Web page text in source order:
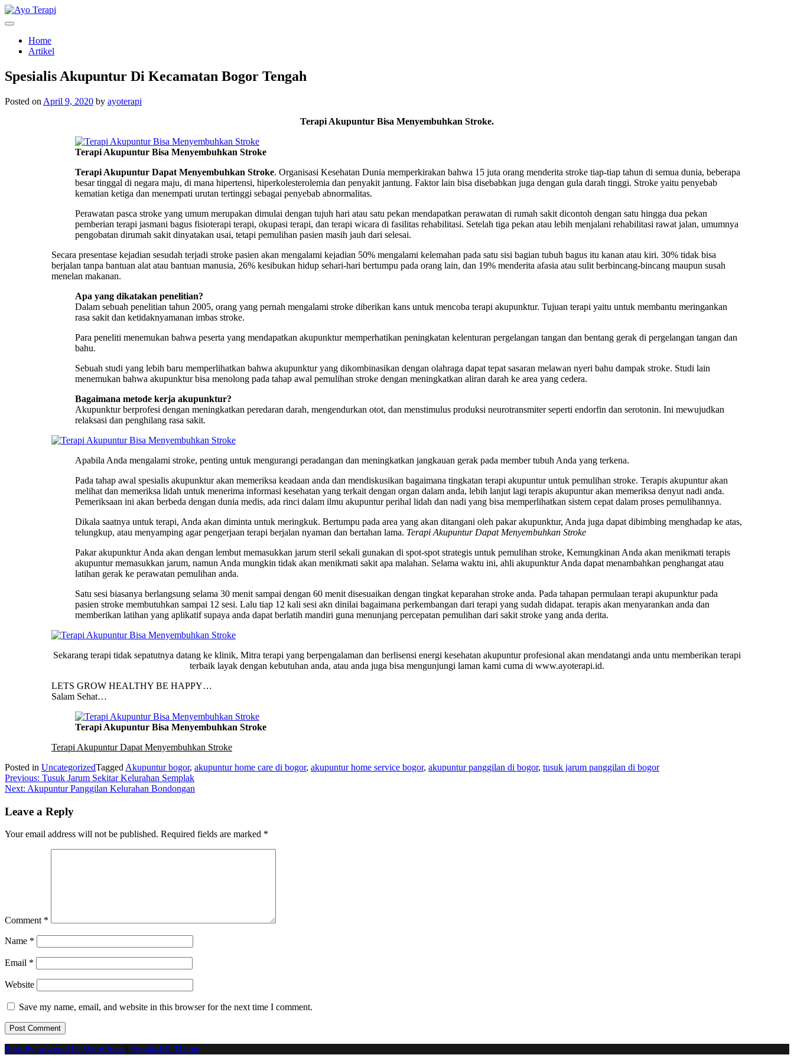
Skip
to
Home
Artikel
Spesialis Akupuntur Di Kecamatan Bogor Tengah
Posted on April 9, 2020 by ayoterapi
Terapi Akupuntur Bisa Menyembuhkan Stroke.
Terapi Akupuntur Bisa Menyembuhkan Stroke
Terapi Akupuntur Dapat Menyembuhkan Stroke. Organisasi Kesehatan Dunia memperkirakan bahwa 15 juta orang menderita stroke tiap-tiap tahun di semua dunia, beberapa
besar tinggal di negara maju, di mana hipertensi, hiperkolesterolemia dan penyakit jantung. Faktor lain bisa disebabkan juga dengan gula darah tinggi. Stroke yaitu penyebab
kematian ketiga dan menempati urutan tertinggi sebagai penyebab abnormalitas.
Perawatan pasca stroke yang umum merupakan dimulai dengan tujuh hari atau satu pekan mendapatkan perawatan di rumah sakit dicontoh dengan satu hingga dua pekan
pemberian terapi jasmani bagus fisioterapi terapi, okupasi terapi, dan terapi wicara di fasilitas rehabilitasi. Setelah tiga pekan atau lebih menjalani rehabilitasi rawat jalan, umumnya
pengobatan dirumah sakit dinyatakan usai, tetapi pemulihan pasien masih jauh dari selesai.
Secara presentase kejadian sesudah terjadi stroke pasien akan mengalami kejadian 50% mengalami kelemahan pada satu sisi bagian tubuh bagus itu kanan atau kiri. 30% tidak bisa
berjalan tanpa bantuan alat atau bantuan manusia, 26% kesibukan hidup sehari-hari bertumpu pada orang lain, dan 19% menderita afasia atau sulit berbincang-bincang maupun susah
menelan makanan.
Apa yang dikatakan penelitian?
Dalam sebuah penelitian tahun 2005, orang yang pernah mengalami stroke diberikan kans untuk mencoba terapi akupunktur. Tujuan terapi yaitu untuk membantu meringankan
rasa sakit dan ketidaknyamanan imbas stroke.
Para peneliti menemukan bahwa peserta yang mendapatkan akupunktur memperhatikan peningkatan kelenturan pergelangan tangan dan bentang gerak di pergelangan tangan dan
bahu.
Sebuah studi yang lebih baru memperlihatkan bahwa akupunktur yang dikombinasikan dengan olahraga dapat tepat sasaran melawan nyeri bahu dampak stroke. Studi lain
menemukan bahwa akupunktur bisa menolong pada tahap awal pemulihan stroke dengan meningkatkan aliran darah ke area yang cedera.
Bagaimana metode kerja akupunktur?
Akupunktur berprofesi dengan meningkatkan peredaran darah, mengendurkan otot, dan menstimulus produksi neurotransmiter seperti endorfin dan serotonin. Ini mewujudkan
relaksasi dan penghilang rasa sakit.
Apabila Anda mengalami stroke, penting untuk mengurangi peradangan dan meningkatkan jangkauan gerak pada member tubuh Anda yang terkena.
Pada tahap awal spesialis akupunktur akan memeriksa keadaan anda dan mendiskusikan bagaimana tingkatan terapi akupuntur untuk pemulihan stroke. Terapis akupuntur akan
melihat dan memeriksa lidah untuk menerima informasi kesehatan yang terkait dengan organ dalam anda, lebih lanjut lagi terapis akupuntur akan memeriksa denyut nadi anda.
Pemeriksaan ini akan berbeda dengan dunia medis, ada rinci dalam ilmu akupuntur perihal lidah dan nadi yang bisa memperlihatkan sistem cepat dalam proses pemulihannya.
Dikala saatnya untuk terapi, Anda akan diminta untuk meringkuk. Bertumpu pada area yang akan ditangani oleh pakar akupunktur, Anda juga dapat dibimbing menghadap ke atas,
telungkup, atau menyamping agar pengerjaan terapi berjalan nyaman dan bertahan lama. Terapi Akupuntur Dapat Menyembuhkan Stroke
Pakar akupunktur Anda akan dengan lembut memasukkan jarum steril sekali gunakan di spot-spot strategis untuk pemulihan stroke, Kemungkinan Anda akan menikmati terapis
akupuntur memasukkan jarum, namun Anda mungkin tidak akan menikmati sakit apa malahan. Selama waktu ini, ahli akupunktur Anda dapat menambahkan penghangat atau
latihan gerak ke perawatan pemulihan anda.
Satu sesi biasanya berlangsung selama 30 menit sampai dengan 60 menit disesuaikan dengan tingkat keparahan stroke anda. Pada tahapan permulaan terapi akupunktur pada
pasien stroke membutuhkan sampai 12 sesi. Lalu tiap 12 kali sesi akn dinilai bagaimana perkembangan dari terapi yang sudah didapat. terapis akan menyarankan anda dan
memberikan latihan yang aplikatif supaya anda dapat berlatih mandiri guna menunjang percepatan pemulihan dari sakit stroke yang anda derita.
Sekarang terapi tidak sepatutnya datang ke klinik, Mitra terapi yang berpengalaman dan berlisensi energi kesehatan akupuntur profesional akan mendatangi anda untu memberikan terapi
terbaik layak dengan kebutuhan anda, atau anda juga bisa mengunjungi laman kami cuma di www.ayoterapi.id.
LETS GROW HEALTHY BE HAPPY…
Salam Sehat…
Terapi Akupuntur Bisa Menyembuhkan Stroke
Terapi Akupuntur Dapat Menyembuhkan Stroke
Posted in UncategorizedTagged Akupuntur bogor, akupuntur home care di bogor, akupuntur home service bogor, akupuntur panggilan di bogor, tusuk jarum panggilan di bogor
Post
navigation
Previous: Tusuk Jarum Sekitar Kelurahan Semplak
Next: Akupuntur Panggilan Kelurahan Bondongan
Leave a Reply
Your email address will not be published. Required fields are marked *
Comment *
Name *
Email *
Website
Save my name, email, and website in this browser for the next time I comment.
Proudly powered by WordPress PopularFX Theme